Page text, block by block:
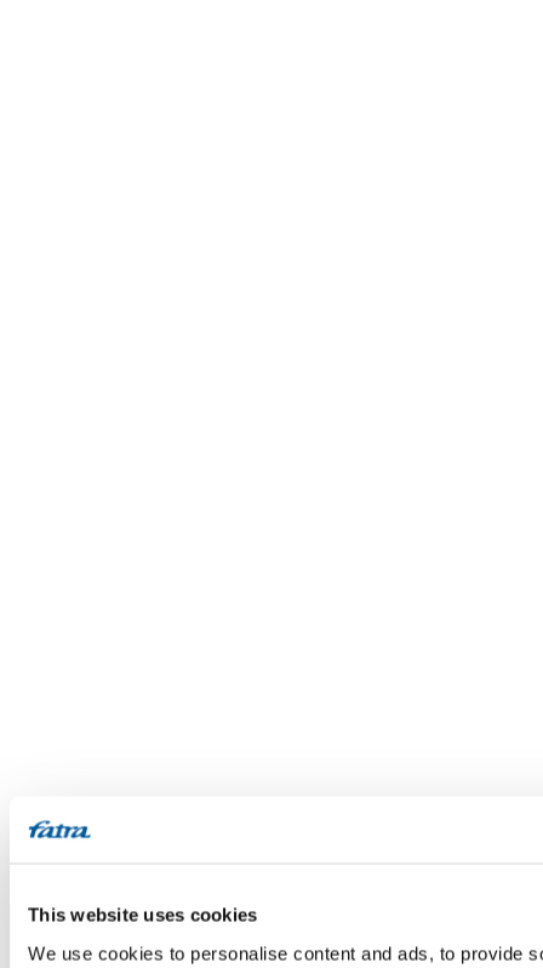
This website uses cookies
We use cookies to personalise content and ads, to provide